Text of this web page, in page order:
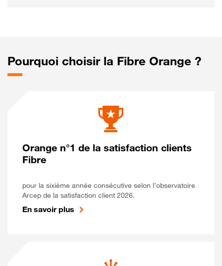
Pourquoi choisir la Fibre Orange ?
Orange n°1 de la satisfaction clients
Fibre
pour la sixième année consécutive selon l’observatoire
Arcep de la satisfaction client 2026.
En savoir plus